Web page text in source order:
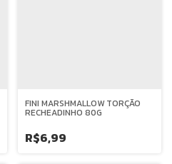
FINI MARSHMALLOW TORÇÃO
RECHEADINHO 80G
R$6,99